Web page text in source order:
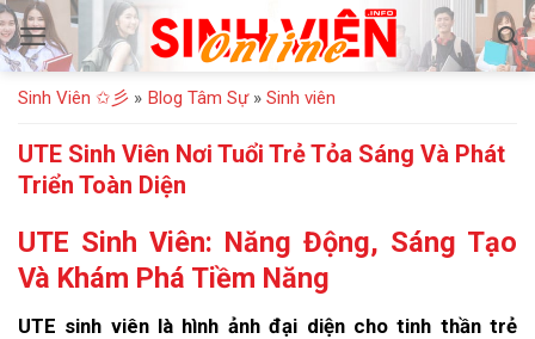
Bỏ
qua
nội
dung
Sinh Viên ✩彡 » Blog Tâm Sự» Sinh viên
UTE Sinh Viên Nơi Tuổi Trẻ Tỏa Sáng Và Phát
Triển Toàn Diện
UTE Sinh Viên: Năng Động, Sáng Tạo
Và Khám Phá Tiềm Năng
UTE sinh viên là hình ảnh đại diện cho tinh thần trẻ